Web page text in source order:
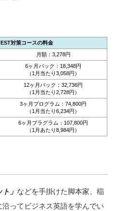
対策コースの料金
月額：3,278円
6ヶ月パック：18,348円
（1月当たり3,058円）
12ヶ月パック：32,736円
（1月当たり2,728円）
3ヶ月プログラム：74,800円
（1月当たり6,234円）
6ヶ月プラグラム：107,800円
（1月あたり8,984円）
」 などを手掛けた脚本家、稲
ってビジネス英語を学んでい